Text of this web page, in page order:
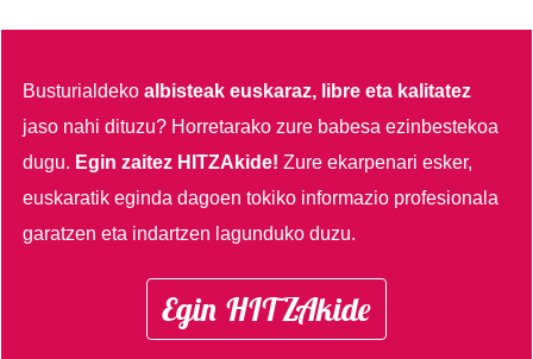
Busturialdekoalbisteak euskaraz, libre eta kalitatez
jaso nahi dituzu? Horretarako zure babesa ezinbestekoa
dugu. Egin zaitez HITZAkide!Zure ekarpenari esker,
euskaratik eginda dagoen tokiko informazio profesionala
garatzen eta indartzen lagunduko duzu.
Egin HITZAkide